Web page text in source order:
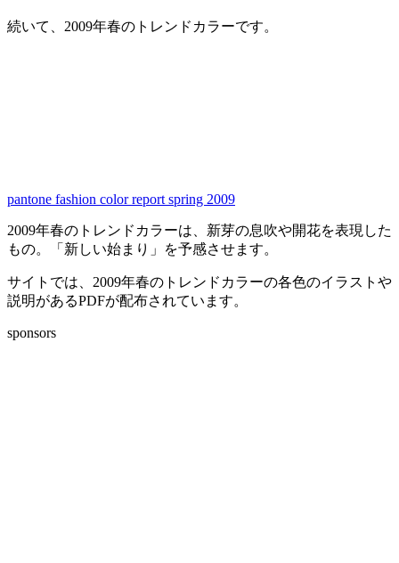
続いて、2009年春のトレンドカラーです。
pantone fashion color report spring 2009
2009年春のトレンドカラーは、新芽の息吹や開花を表現した
もの。「新しい始まり」を予感させます。
サイトでは、2009年春のトレンドカラーの各色のイラストや
説明があるPDFが配布されています。
sponsors